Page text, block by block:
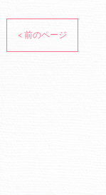
< 前のページ